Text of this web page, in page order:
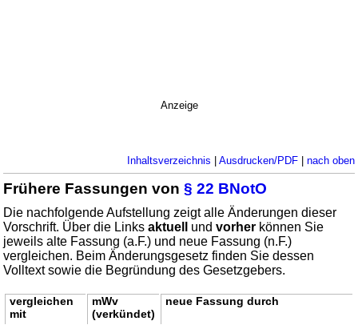
Anzeige
Inhaltsverzeichnis | Ausdrucken/PDF| nach oben
Frühere Fassungen von§ 22 BNotO
Die nachfolgende Aufstellung zeigt alle Änderungen dieser
Vorschrift. Über die Linksaktuell undvorher können Sie
jeweils alte Fassung (a.F.) und neue Fassung (n.F.)
vergleichen. Beim Änderungsgesetz finden Sie dessen
Volltext sowie die Begründung des Gesetzgebers.
vergleichen
mit
mWv
(verkündet)
neue Fassung durch